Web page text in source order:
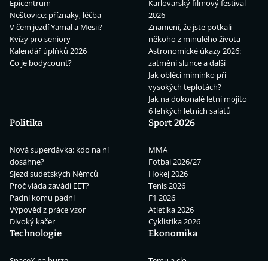
Epicentrum
Neštovice: příznaky, léčba
V čem jezdí Yamal a Mesii?
Kvízy pro seniory
Kalendář úplňků 2026
Co je bodycount?
Karlovarský filmový festival
2026
Znamení, že jste potkali
někoho z minulého života
Astronomické úkazy 2026:
zatmění slunce a další
Jak obléci miminko při
vysokých teplotách?
Jak na dokonalé letní mojito
6 lehkých letních salátů
Politika
Nová superdávka: kdo na ní
dosáhne?
Sjezd sudetských Němců
Proč vláda zavádí EET?
Padni komu padni
Výpověď z práce vzor
Divoký kačer
Sport 2026
MMA
Fotbal 2026/27
Hokej 2026
Tenis 2026
F1 2026
Atletika 2026
Cyklistika 2026
Technologie
Ekonomika